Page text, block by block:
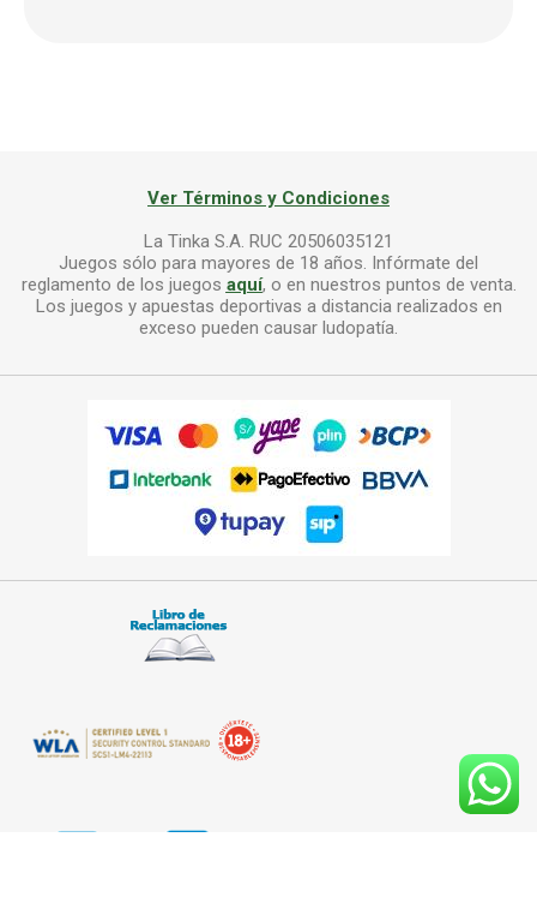
Ver Términos y Condiciones
La Tinka S.A. RUC 20506035121
Juegos sólo para mayores de 18 años. Infórmate del
reglamento de los juegos aquí, o en nuestros puntos de venta.
Los juegos y apuestas deportivas a distancia realizados en
exceso pueden causar ludopatía.